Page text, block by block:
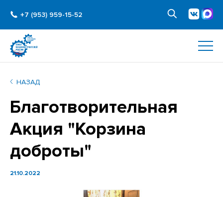
+7 (953) 959-15-52
НАЗАД
Благотворительная
Акция "Корзина
доброты"
21.10.2022